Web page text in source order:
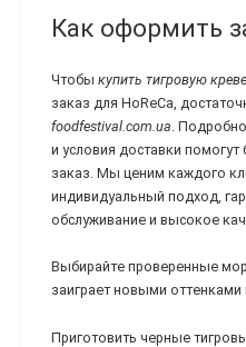
Как оформить
Чтобы купить тигровую
заказ для HoReCa,
foodfestival.com.ua .
и условия доставки
заказ. Мы ценим каждого
индивидуальный подход,
обслуживание и высокое
Выбирайте проверенные
заиграет новыми оттенками
Приготовить черные